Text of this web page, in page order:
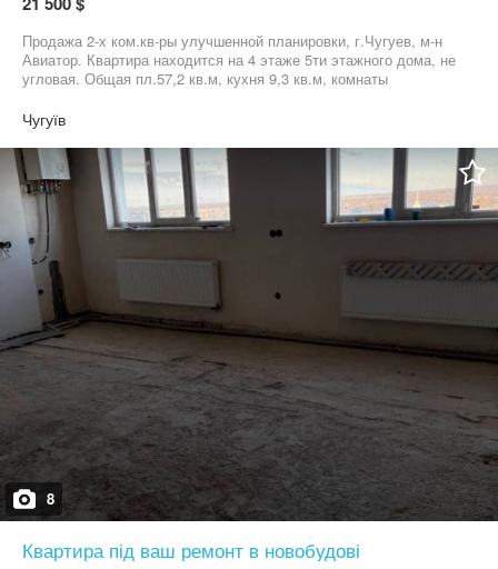
Продажа 2-х ком.кв-ры улучшенной планировки, г.Чугуев, м-н
Авиатор. Квартира находится на 4 этаже 5ти этажного дома, не
угловая. Общая пл.57,2 кв.м, кухня 9,3 кв.м, комнаты
большая лоджия - остеклена и утеплена. В квартире остается
вся мебель, кроме дивана. Рядом магазин, детский сад,
автобусная остановка. Работаем по сертификату. Цена 21 500
у.е., торг уместен.
Чугуїв
8
Квартира під ваш ремонт в новобудові